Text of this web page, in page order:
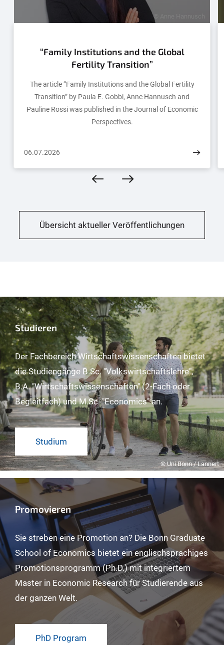
© Anne Hannusch
“Family Institutions and the Global
Fertility Transition”
The article “Family Institutions and the Global Fertility
Transition” by Paula E. Gobbi, Anne Hannusch and
Pauline Rossi was published in the Journal of Economic
Perspectives.
06.07.2026
Übersicht aktueller Veröffentlichungen
© Uni Bonn / Lannert
Studieren
Der Fachbereich Wirtschaftswissenschaften bietet
die Studiengänge B.Sc. "Volkswirtschaftslehre",
B.A. "Wirtschaftswissenschaften" (2-Fach oder
Begleitfach) und M.Sc. "Economics" an.
Studium
Promovieren
Sie streben eine Promotion an? Die Bonn Graduate
School of Economics bietet ein englischsprachiges
Promotionsprogramm (Ph.D.) mit integriertem
Master in Economic Research für Studierende aus
der ganzen Welt.
PhD Program